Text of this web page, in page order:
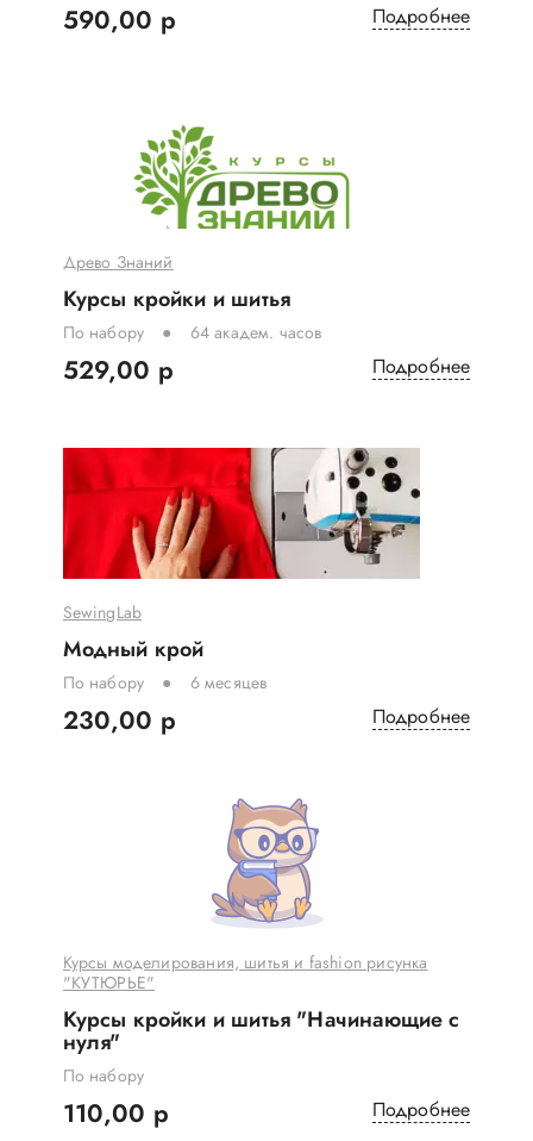
590,00 р Подробнее
Древо Знаний
Курсы кройки и шитья
По набору 64 академ. часов
529,00 р Подробнее
SewingLab
Модный крой
По набору 6 месяцев
230,00 р Подробнее
Курсы моделирования, шитья и fashion рисунка
"КУТЮРЬЕ"
Курсы кройки и шитья "Начинающие с
нуля"
По набору
110,00 р Подробнее